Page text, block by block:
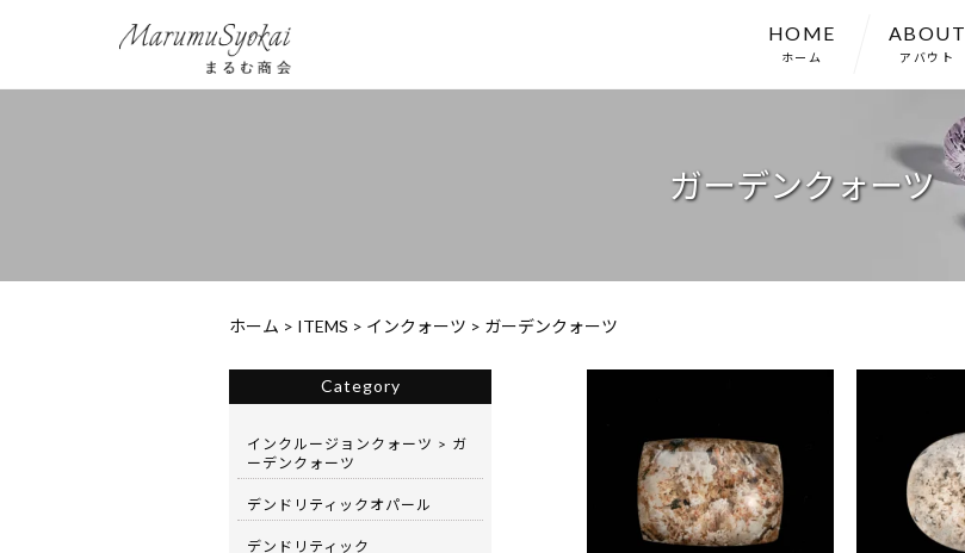
HOME
ホーム
ABOUT
アバウト
ガーデンクォーツ
ホーム > ITEMS > インクォーツ > ガーデンクォーツ
Category
インクルージョンクォーツ > ガ
ーデンクォーツ
デンドリティックオパール
デンドリティック